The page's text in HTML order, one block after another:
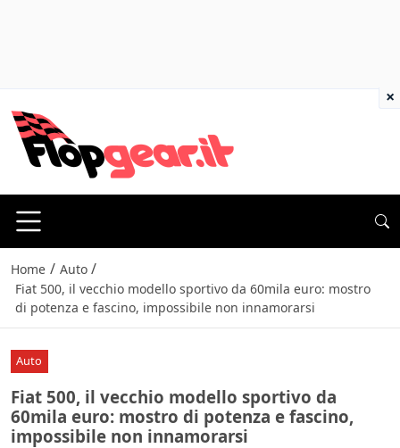
Home / Auto /
Fiat 500, il vecchio modello sportivo da 60mila euro: mostro
di potenza e fascino, impossibile non innamorarsi
Auto
Fiat 500, il vecchio modello sportivo da
60mila euro: mostro di potenza e fascino,
impossibile non innamorarsi
×